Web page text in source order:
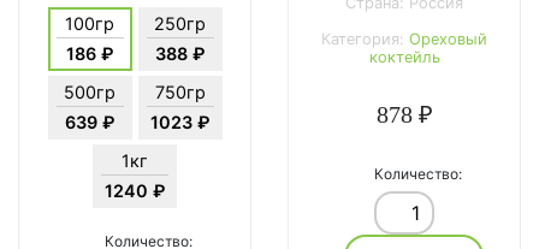
100гр
186 ₽
250гр
388 ₽
500гр
639 ₽
750гр
1023 ₽
1кг
1240 ₽
Количество:
Категория: Ореховый
коктейль
878 ₽
Количество: